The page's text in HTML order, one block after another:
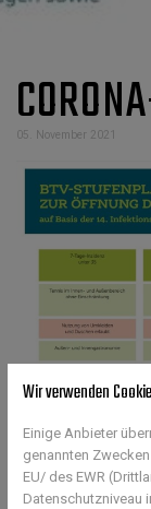
05. November 2021
Quelle: btv.de
Wir verwenden
Einige Anbieter
genannten
EU/ des EWR
Datenschutzniveau